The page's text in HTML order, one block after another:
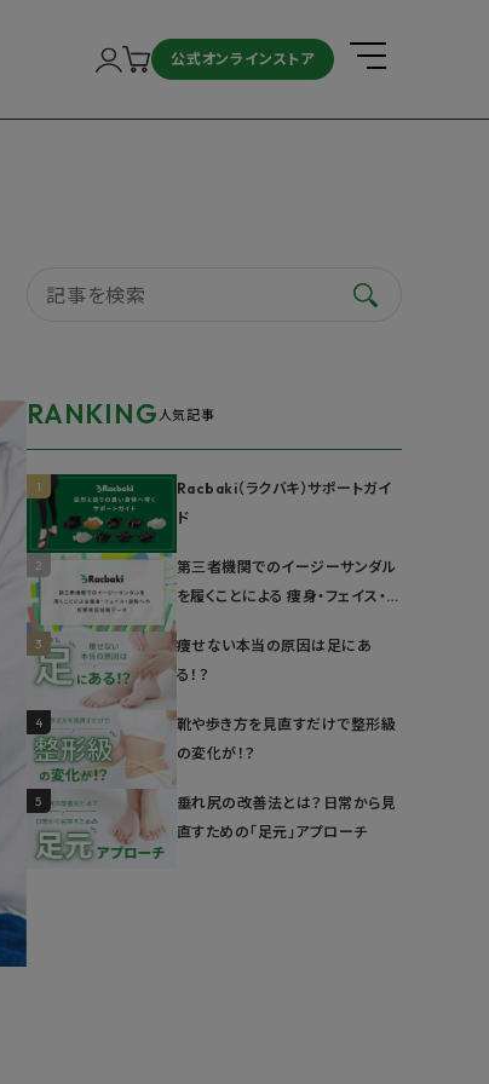
公式オンラインストア
RANKING 人気記事
1
Racbaki（ラクバキ）サポートガイ
ド
2
第三者機関でのイージーサンダル
を履くことによる 痩身・フェイス・姿
3
痩せない本当の原因は足にあ
る！？
4
靴や歩き方を見直すだけで整形級
の変化が！？
5
垂れ尻の改善法とは？日常から見
直すための「足元」アプローチ